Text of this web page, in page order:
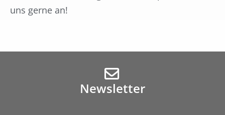
uns gerne an!
Newsletter